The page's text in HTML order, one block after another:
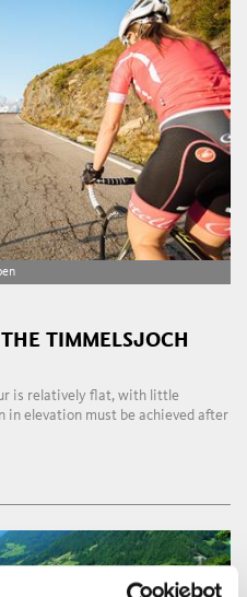
TIMMELSJOCH
is relatively flat, with little
in elevation must be achieved after